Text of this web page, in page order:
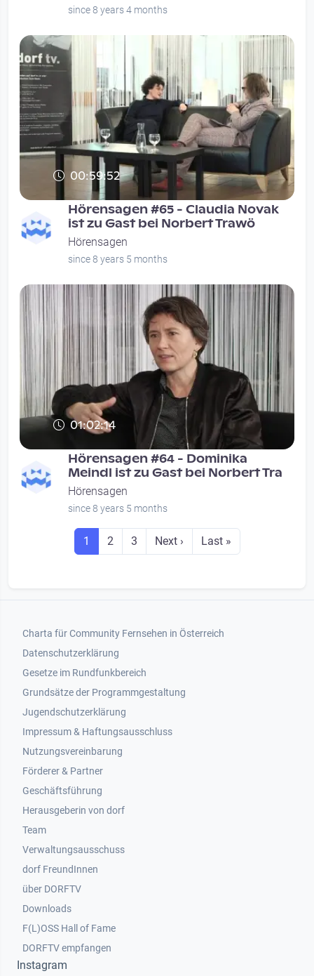
since 8 years 4 months
00:59:52
Hörensagen #65 - Claudia Novak
ist zu Gast bei Norbert Trawö
Hörensagen
since 8 years 5 months
01:02:14
Hörensagen #64 - Dominika
Meindl ist zu Gast bei Norbert Tra
Hörensagen
since 8 years 5 months
Seitennummerierung
Seite
1 Seite
2 Seite
3 Next page
Next › Last page
Last »
Footer 1
Charta für Community Fernsehen in Österreich
Datenschutzerklärung
Gesetze im Rundfunkbereich
Grundsätze der Programmgestaltung
Jugendschutzerklärung
Impressum & Haftungsausschluss
Nutzungsvereinbarung
Footer 2
Förderer & Partner
Geschäftsführung
Herausgeberin von dorf
Team
Verwaltungsausschuss
dorf FreundInnen
Footer 3
über DORFTV
Downloads
F(L)OSS Hall of Fame
Footer 4
DORFTV empfangen
Instagram